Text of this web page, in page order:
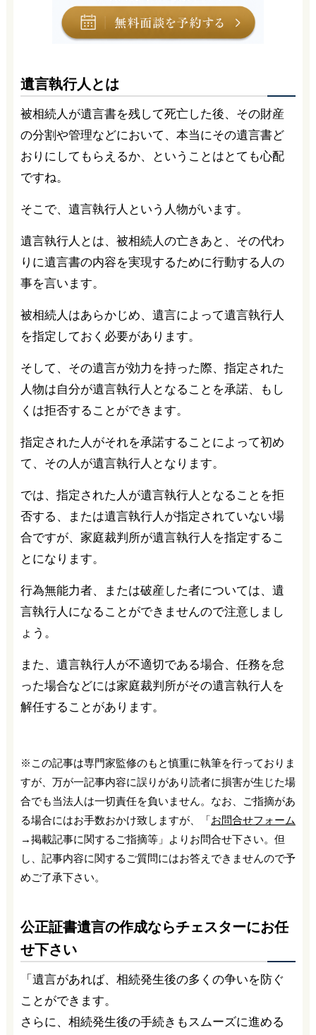
遺言執行人とは
被相続人が遺言書を残して死亡した後、その財産
の分割や管理などにおいて、本当にその遺言書ど
おりにしてもらえるか、ということはとても心配
ですね。
そこで、遺言執行人という人物がいます。
遺言執行人とは、被相続人の亡きあと、その代わ
りに遺言書の内容を実現するために行動する人の
事を言います。
被相続人はあらかじめ、遺言によって遺言執行人
を指定しておく必要があります。
そして、その遺言が効力を持った際、指定された
人物は自分が遺言執行人となることを承諾、もし
くは拒否することができます。
指定された人がそれを承諾することによって初め
て、その人が遺言執行人となります。
では、指定された人が遺言執行人となることを拒
否する、または遺言執行人が指定されていない場
合ですが、家庭裁判所が遺言執行人を指定するこ
とになります。
行為無能力者、または破産した者については、遺
言執行人になることができませんので注意しまし
ょう。
また、遺言執行人が不適切である場合、任務を怠
った場合などには家庭裁判所がその遺言執行人を
解任することがあります。
※この記事は専門家監修のもと慎重に執筆を行っておりま
すが、万が一記事内容に誤りがあり読者に損害が生じた場
合でも当法人は一切責任を負いません。なお、ご指摘があ
る場合にはお手数おかけ致しますが、「お問合せフォーム
→掲載記事に関するご指摘等」よりお問合せ下さい。但
し、記事内容に関するご質問にはお答えできませんので予
めご了承下さい。
公正証書遺言の作成ならチェスターにお任
せ下さい
「遺言があれば、相続発生後の多くの争いを防ぐ
ことができます。
さらに、相続発生後の手続きもスムーズに進める